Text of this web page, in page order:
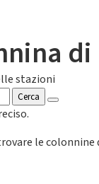
stazioni
Cerca
le colonnine